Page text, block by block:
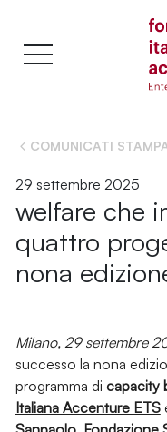
COMUNICATI
29 settembre 2025
welfare che
quattro
nona
Milano, 29 settembre
successo la nona
programma di capacity
Italiana Accenture ETS